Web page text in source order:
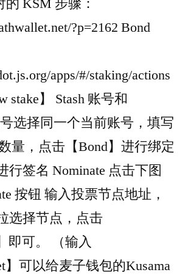
?p=2162 Bond
apps/#/staking/actions
stake】 Stash 账号和
选择同一个当前账号，填写
量，点击【Bond】进行绑定
行签名 Nominate 点击下图
按钮 输入投票节点地址，
选择节点，点击
即可。 （输入
】可以给麦子钱包的Kusama